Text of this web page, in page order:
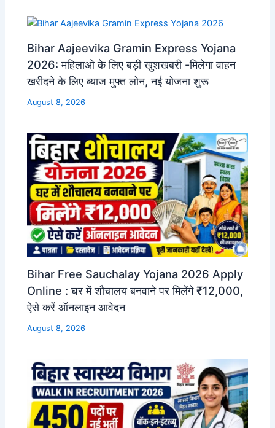
Bihar Aajeevika Gramin Express Yojana
2026: महिलाओ के लिए बड़ी खुशखबरी -मिलेगा वाहन
खरीदने के लिए ब्याज मुफ्त लोन, नई योजना शुरू
August 8, 2026
Bihar Free Sauchalay Yojana 2026 Apply
Online : घर में शौचालय बनवाने पर मिलेंगे ₹12,000,
ऐसे करें ऑनलाइन आवेदन
August 8, 2026